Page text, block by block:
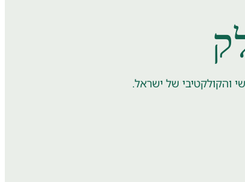
והקולקטיבי של ישראל.